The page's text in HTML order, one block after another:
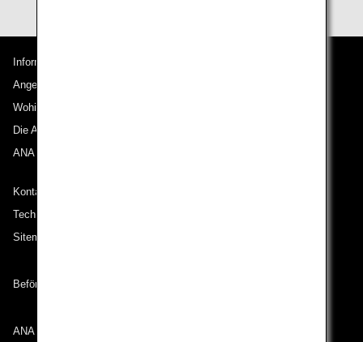
Informationen zu ANA
Angebote und Ankündigungen
Wohin wir reisen
Die ANA Experience
ANA Mileage Club
Kontakt zu ANA
Technische Hilfe (Barrierefreiheit)
Sitemap
Beförderungsbedingungen
ANA Group